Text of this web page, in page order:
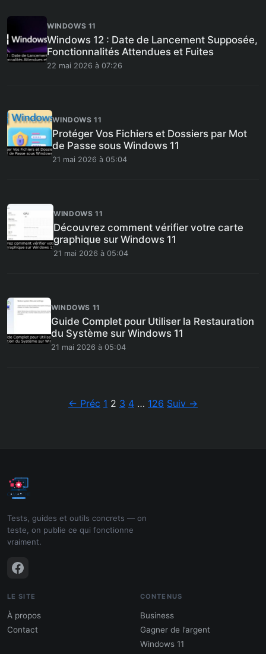
WINDOWS 11
Windows 12 : Date de Lancement Supposée,
Fonctionnalités Attendues et Fuites
22 mai 2026 à 07:26
WINDOWS 11
Protéger Vos Fichiers et Dossiers par Mot
de Passe sous Windows 11
21 mai 2026 à 05:04
WINDOWS 11
Découvrez comment vérifier votre carte
graphique sur Windows 11
21 mai 2026 à 05:04
WINDOWS 11
Guide Complet pour Utiliser la Restauration
du Système sur Windows 11
21 mai 2026 à 05:04
Pagination
← Préc 1 2 3 4 … 126 Suiv →
Tests, guides et outils concrets — on
teste, on publie ce qui fonctionne
vraiment.
LE SITE
À propos
Contact
CONTENUS
Business
Gagner de l’argent
Windows 11